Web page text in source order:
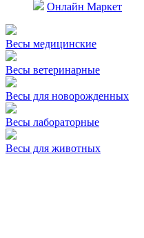
Онлайн Маркет
Весы медицинские
Весы ветеринарные
Весы для новорожденных
Весы лабораторные
Весы для животных